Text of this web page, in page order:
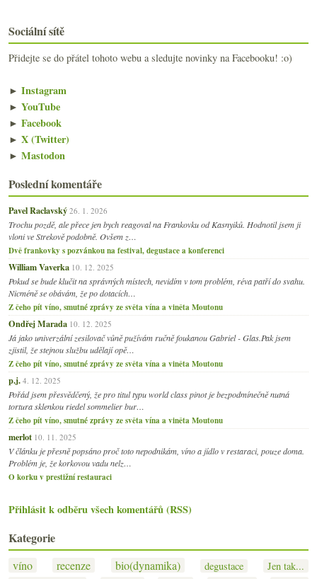
Sociální sítě
Přidejte se do přátel tohoto webu a sledujte novinky na Facebooku! :o)
► Instagram
► YouTube
► Facebook
► X (Twitter)
► Mastodon
Poslední komentáře
Pavel Raclavský 26. 1. 2026
Trochu pozdě, ale přece jen bych reagoval na Frankovku od Kasnyiků. Hodnotil jsem ji
vloni ve Strekově podobně. Ovšem z…
Dvě frankovky s pozvánkou na festival, degustace a konferenci
William Vaverka 10. 12. 2025
Pokud se bude klučit na správných místech, nevidím v tom problém, réva patří do svahu.
Nicméně se obávám, že po dotacích…
Z čeho pít víno, smutné zprávy ze světa vína a viněta Moutonu
Ondřej Marada 10. 12. 2025
Já jako univerzální zesilovač vůně pužívám ručně foukanou Gabriel - Glas.Pak jsem
zjistil, že stejnou službu udělají opě…
Z čeho pít víno, smutné zprávy ze světa vína a viněta Moutonu
p.j. 4. 12. 2025
Pořád jsem přesvědčený, že pro titul typu world class pinot je bezpodmínečně nutná
tortura sklenkou riedel sommelier bur…
Z čeho pít víno, smutné zprávy ze světa vína a viněta Moutonu
merlot 10. 11. 2025
V článku je přesně popsáno proč toto nepodnikám, víno a jídlo v restaraci, pouze doma.
Problém je, že korkovou vadu nelz…
O korku v prestižní restauraci
Přihlásit k odběru všech komentářů (RSS)
Kategorie
víno recenze bio(dynamika) degustace
Jen tak...